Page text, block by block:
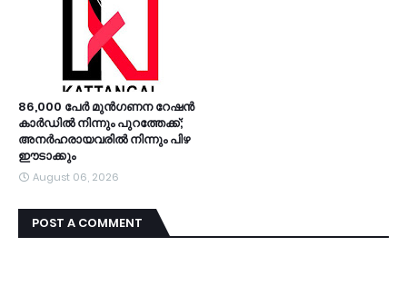
86,000 പേർ മുൻഗണന റേഷൻ
കാർഡിൽ നിന്നും പുറത്തേക്ക്;
അനർഹരായവരിൽ നിന്നും പിഴ
ഈടാക്കും
August 06, 2026
POST A COMMENT